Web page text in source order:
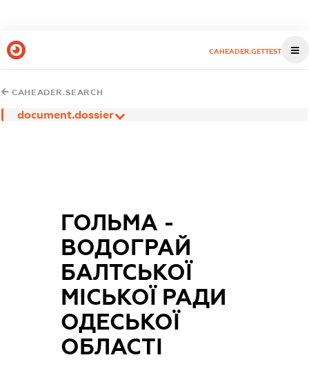
CAHEADER.GETTEST
CAHEADER.SEARCH
document.dossier
ГОЛЬМА -
ВОДОГРАЙ
БАЛТСЬКОЇ
МІСЬКОЇ РАДИ
ОДЕСЬКОЇ
ОБЛАСТІ